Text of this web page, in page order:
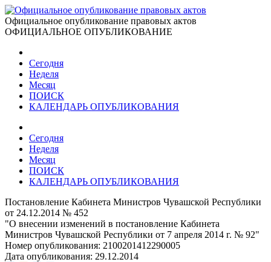
Официальное опубликование правовых актов
ОФИЦИАЛЬНОЕ ОПУБЛИКОВАНИЕ
Сегодня
Неделя
Месяц
ПОИСК
КАЛЕНДАРЬ ОПУБЛИКОВАНИЯ
Сегодня
Неделя
Месяц
ПОИСК
КАЛЕНДАРЬ ОПУБЛИКОВАНИЯ
Постановление Кабинета Министров Чувашской Республики
от 24.12.2014 № 452
"О внесении изменений в постановление Кабинета
Министров Чувашской Республики от 7 апреля 2014 г. № 92"
Номер опубликования: 2100201412290005
Дата опубликования: 29.12.2014